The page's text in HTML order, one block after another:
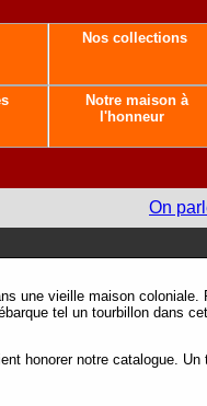
Nos collections
Notre maison à
l'honneur
On
une vieille maison coloniale.
tel un tourbillon dans
honorer notre catalogue. Un